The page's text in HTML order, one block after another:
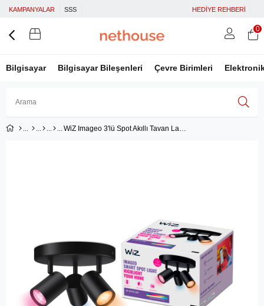
KAMPANYALAR SSS HEDİYE REHBERİ
Bilgisayar Bilgisayar Bileşenleri Çevre Birimleri
0
WiZ Imageo 3'lü Spot Akıllı Tavan Lambası